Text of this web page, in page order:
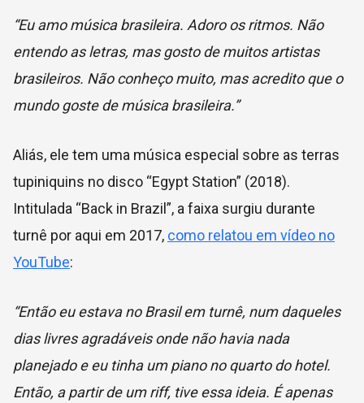
“Eu amo música brasileira. Adoro os ritmos. Não
entendo as letras, mas gosto de muitos artistas
brasileiros. Não conheço muito, mas acredito que o
mundo goste de música brasileira.”
Aliás, ele tem uma música especial sobre as terras
tupiniquins no disco “Egypt Station” (2018).
Intitulada “Back in Brazil”, a faixa surgiu durante
turnê por aqui em 2017, como relatou em vídeo no
YouTube:
“Então eu estava no Brasil em turnê, num daqueles
dias livres agradáveis ​​onde não havia nada
planejado e eu tinha um piano no quarto do hotel.
Então, a partir de um riff, tive essa ideia. É apenas